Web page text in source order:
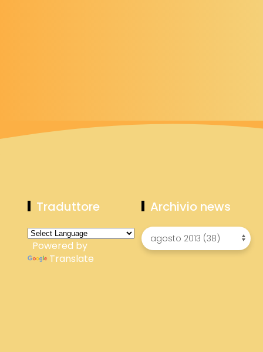
Traduttore
Powered by
Translate
Archivio news